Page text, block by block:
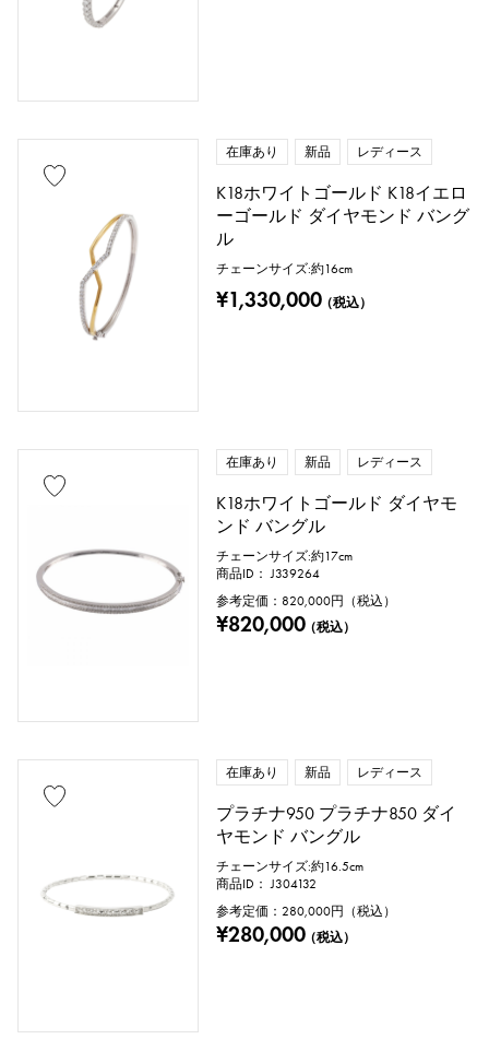
在庫あり 新品 レディース
K18ホワイトゴールド K18イエロ
ーゴールド ダイヤモンド バング
ル
チェーンサイズ:約16cm
¥1,330,000（税込）
在庫あり 新品 レディース
K18ホワイトゴールド ダイヤモ
ンド バングル
チェーンサイズ:約17cm
商品ID： J339264
参考定価： 820,000円（税込）
¥820,000（税込）
在庫あり 新品 レディース
プラチナ950 プラチナ850 ダイ
ヤモンド バングル
チェーンサイズ:約16.5cm
商品ID： J304132
参考定価： 280,000円（税込）
¥280,000（税込）